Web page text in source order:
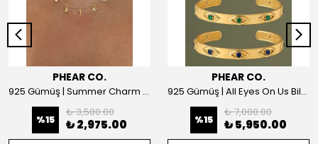
PHEAR CO.
925 Gümüş | Summer Charm Kolye
%15
₺ 3,500.00
₺ 2,975.00
PHEAR CO.
925 Gümüş | All Eyes On Us Bilezik
%15
₺ 7,000.00
₺ 5,950.00